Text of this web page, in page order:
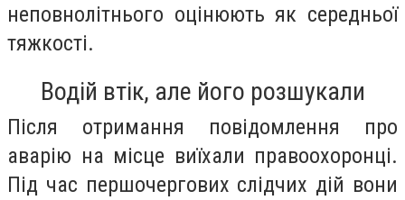
неповнолітнього оцінюють як середньої
тяжкості.
Водій втік, але його розшукали
Після отримання повідомлення про
аварію на місце виїхали правоохоронці.
Під час першочергових слідчих дій вони